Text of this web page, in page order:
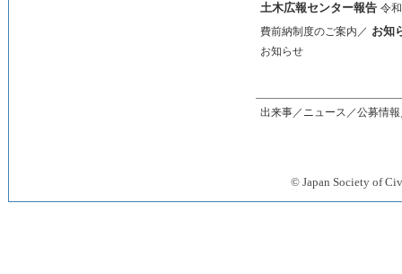
土木広報センター報告 令
費前納制度のご案内／ お知
お知らせ
出来事／ニュース／公募情
© Japan Society of